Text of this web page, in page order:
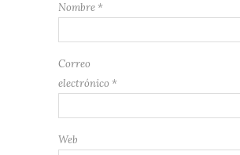
Nombre *
Correo
electrónico *
Web